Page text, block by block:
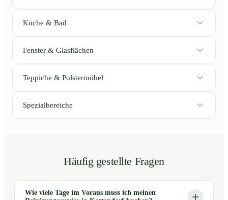
Küche & Bad
Fenster & Glasflächen
Teppiche & Polstermöbel
Spezialbereiche
Häufig gestellte Fragen
Wie viele Tage im Voraus muss ich meinen